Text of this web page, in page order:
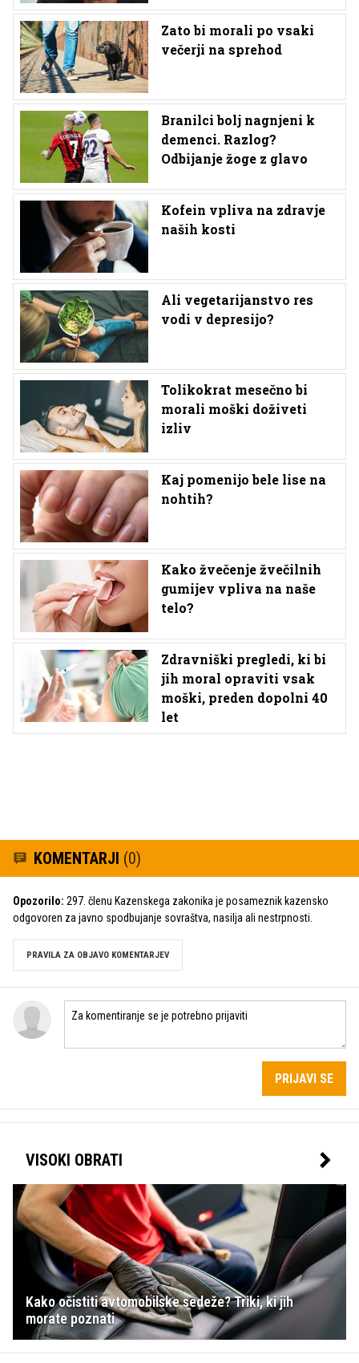
Zato bi morali po vsaki
večerji na sprehod
Branilci bolj nagnjeni k
demenci. Razlog?
Odbijanje žoge z glavo
Kofein vpliva na zdravje
naših kosti
Ali vegetarijanstvo res
vodi v depresijo?
Tolikokrat mesečno bi
morali moški doživeti
izliv
Kaj pomenijo bele lise na
nohtih?
Kako žvečenje žvečilnih
gumijev vpliva na naše
telo?
Zdravniški pregledi, ki bi
jih moral opraviti vsak
moški, preden dopolni 40
let
KOMENTARJI (0)
Opozorilo: 297. členu Kazenskega zakonika je posameznik kazensko
odgovoren za javno spodbujanje sovraštva, nasilja ali nestrpnosti.
PRAVILA ZA OBJAVO KOMENTARJEV
PRIJAVI SE
VISOKI OBRATI
Kako očistiti avtomobilske sedeže? Triki, ki jih
morate poznati